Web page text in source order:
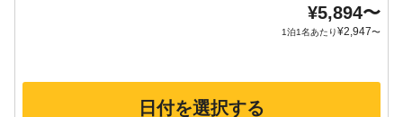
¥5,894〜
1泊1名あたり¥2,947〜
日付を選択する